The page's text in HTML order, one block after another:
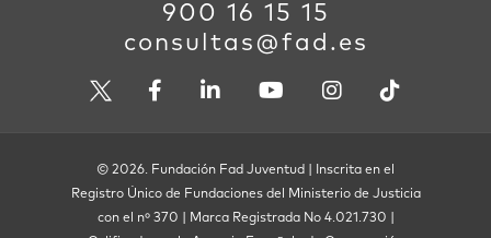
900 16 15 15
consultas@fad.es
© 2026. Fundación Fad Juventud | Inscrita en el
Registro Único de Fundaciones del Ministerio de Justicia
con el nº 370 | Marca Registrada No 4.021.730 |